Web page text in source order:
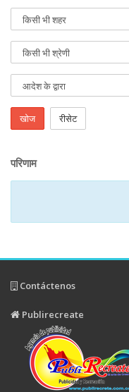
खोज रीसेट
परिणाम
Contáctenos
Publirecreate